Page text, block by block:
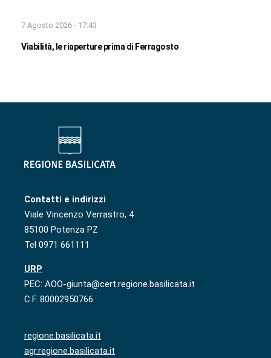
7 Agosto 2026 - 17:43
Viabilità, le riaperture prima di Ferragosto
Contatti e indirizzi
Viale Vincenzo Verrastro, 4
85100 Potenza PZ
Tel 0971 661111
URP
PEC: AOO-giunta@cert.regione.basilicata.it
C.F. 80002950766
regione.basilicata.it
agr.regione.basilicata.it